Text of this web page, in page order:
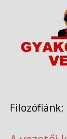
Filozófiánk: